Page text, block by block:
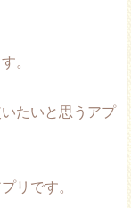
。
たいと思うアプ
リです。